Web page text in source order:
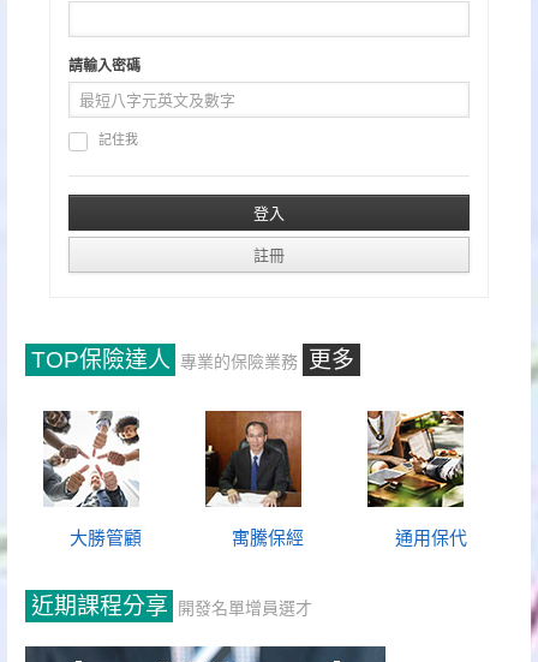
請輸入密碼
記住我
TOP保險達人 專業的保險業務 更多
大勝管顧 寓騰保經 通用保代
近期課程分享 開發名單增員選才